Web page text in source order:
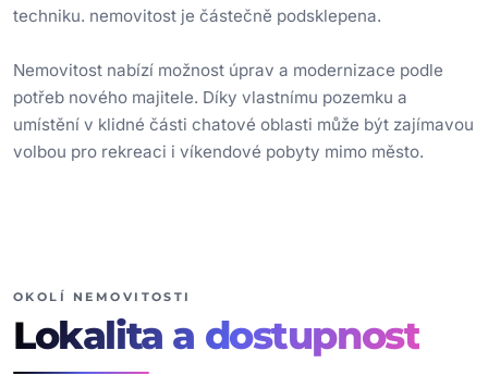
techniku. nemovitost je částečně podsklepena.
Nemovitost nabízí možnost úprav a modernizace podle
potřeb nového majitele. Díky vlastnímu pozemku a
umístění v klidné části chatové oblasti může být zajímavou
volbou pro rekreaci i víkendové pobyty mimo město.
OKOLÍ NEMOVITOSTI
Lokalita a dostupnost